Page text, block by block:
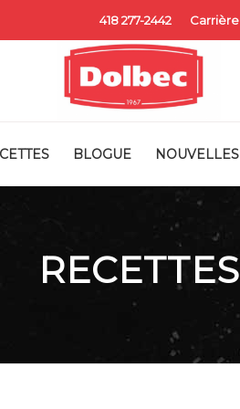
Carrière
418 277-2442
BLOGUE NOUVELLES
RECETTES